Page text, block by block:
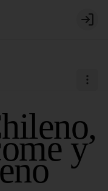
Login
y